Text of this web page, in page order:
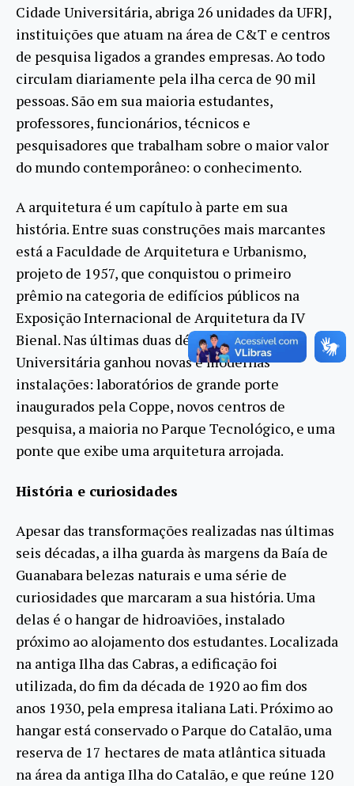
Cidade Universitária, abriga 26 unidades da UFRJ,
instituições que atuam na área de C&T e centros
de pesquisa ligados a grandes empresas. Ao todo
circulam diariamente pela ilha cerca de 90 mil
pessoas. São em sua maioria estudantes,
professores, funcionários, técnicos e
pesquisadores que trabalham sobre o maior valor
do mundo contemporâneo: o conhecimento.
A arquitetura é um capítulo à parte em sua
história. Entre suas construções mais marcantes
está a Faculdade de Arquitetura e Urbanismo,
projeto de 1957, que conquistou o primeiro
prêmio na categoria de edifícios públicos na
Exposição Internacional de Arquitetura da IV
Bienal. Nas últimas duas décadas a Cidade
Universitária ganhou novas e modernas
instalações: laboratórios de grande porte
inaugurados pela Coppe, novos centros de
pesquisa, a maioria no Parque Tecnológico, e uma
ponte que exibe uma arquitetura arrojada.
História e curiosidades
Apesar das transformações realizadas nas últimas
seis décadas, a ilha guarda às margens da Baía de
Guanabara belezas naturais e uma série de
curiosidades que marcaram a sua história. Uma
delas é o hangar de hidroaviões, instalado
próximo ao alojamento dos estudantes. Localizada
na antiga Ilha das Cabras, a edificação foi
utilizada, do fim da década de 1920 ao fim dos
anos 1930, pela empresa italiana Lati. Próximo ao
hangar está conservado o Parque do Catalão, uma
reserva de 17 hectares de mata atlântica situada
na área da antiga Ilha do Catalão, e que reúne 120